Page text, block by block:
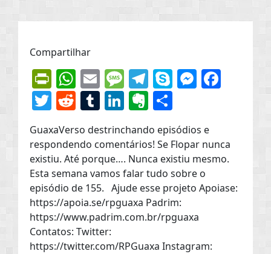
Compartilhar
PrintFriendly
WhatsApp
EmailMessage
Telegram
Skype
Twitter
Reddit
Tumblr
LinkedIn
Evernote
GuaxaVerso destrinchando episódios e
respondendo comentários! Se Flopar nunca
existiu. Até porque…. Nunca existiu mesmo.
Esta semana vamos falar tudo sobre o
episódio de 155. Ajude esse projeto Apoiase:
https://apoia.se/rpguaxa Padrim:
https://www.padrim.com.br/rpguaxa
Contatos: Twitter:
https://twitter.com/RPGuaxa Instagram: